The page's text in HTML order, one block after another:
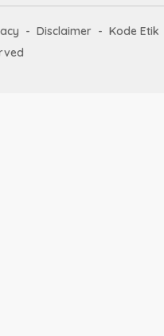
Disclaimer
Kode Etik